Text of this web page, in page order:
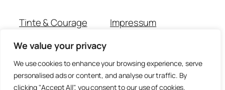
We value your privacy
We use cookies to enhance your browsing experience, serve
personalised ads or content, and analyse our traffic. By
clicking "Accept All", you consent to our use of cookies.
Tinte & Courage
Claudia Scheidemann
Podcast-Folgen
Impressum